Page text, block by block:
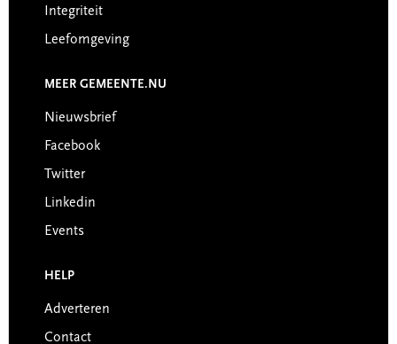
Integriteit
Leefomgeving
MEER GEMEENTE.NU
Nieuwsbrief
Facebook
Twitter
Linkedin
Events
HELP
Adverteren
Contact